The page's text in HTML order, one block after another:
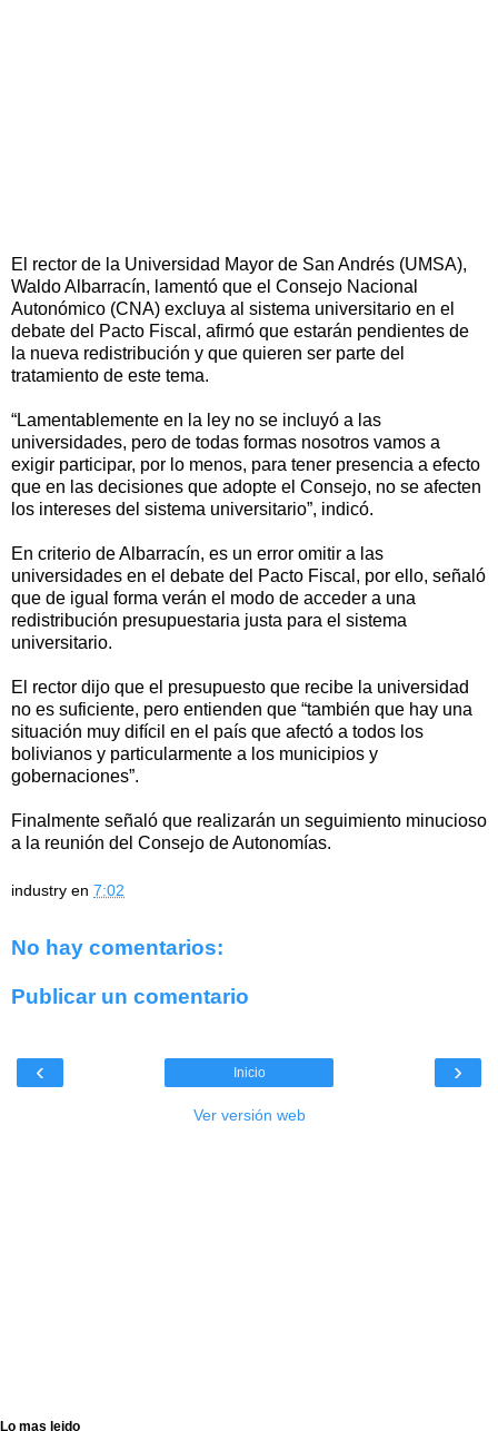
El rector de la Universidad Mayor de San Andrés (UMSA),
Waldo Albarracín, lamentó que el Consejo Nacional
Autonómico (CNA) excluya al sistema universitario en el
debate del Pacto Fiscal, afirmó que estarán pendientes de
la nueva redistribución y que quieren ser parte del
tratamiento de este tema.
“Lamentablemente en la ley no se incluyó a las
universidades, pero de todas formas nosotros vamos a
exigir participar, por lo menos, para tener presencia a efecto
que en las decisiones que adopte el Consejo, no se afecten
los intereses del sistema universitario”, indicó.
En criterio de Albarracín, es un error omitir a las
universidades en el debate del Pacto Fiscal, por ello, señaló
que de igual forma verán el modo de acceder a una
redistribución presupuestaria justa para el sistema
universitario.
El rector dijo que el presupuesto que recibe la universidad
no es suficiente, pero entienden que “también que hay una
situación muy difícil en el país que afectó a todos los
bolivianos y particularmente a los municipios y
gobernaciones”.
Finalmente señaló que realizarán un seguimiento minucioso
a la reunión del Consejo de Autonomías.
industry en 7:02
No hay comentarios:
Publicar un comentario
‹ ›
Inicio
Ver versión web
Lo mas leido